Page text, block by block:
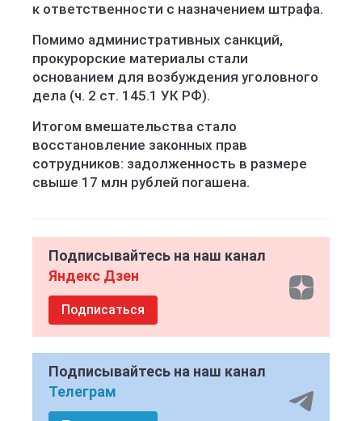
к ответственности с назначением штрафа.
Помимо административных санкций,
прокурорские материалы стали
основанием для возбуждения уголовного
дела (ч. 2 ст. 145.1 УК РФ).
Итогом вмешательства стало
восстановление законных прав
сотрудников: задолженность в размере
свыше 17 млн рублей погашена.
Подписывайтесь на наш канал
Яндекс Дзен
Подписаться
Подписывайтесь на наш канал
Телеграм